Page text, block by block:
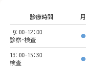
🚃アクセス方法
イオンモール「CeeU
診療時間 月
9:00-12:00
診察･検査
●
13:00-15:30
検査
●